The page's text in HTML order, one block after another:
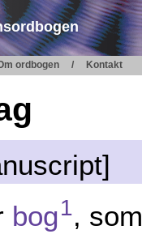
ordbogen Kontakt
bog1,